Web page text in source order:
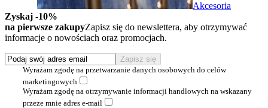
Akcesoria
Zyskaj -10%
na pierwsze zakupyZapisz się do newslettera, aby otrzymywać
informacje o nowościach oraz promocjach.
Wyrażam zgodę na przetwarzanie danych osobowych do celów
marketingowych
Wyrażam zgodę na otrzymywanie informacji handlowych na wskazany
przeze mnie adres e-mail